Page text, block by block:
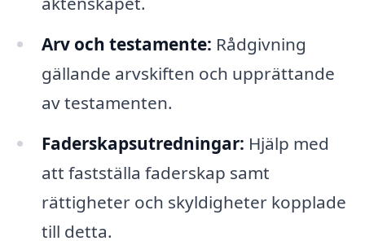
Arv och testamente: Rådgivning
gällande arvskiften och upprättande
av testamenten.
Faderskapsutredningar: Hjälp med
att fastställa faderskap samt
rättigheter och skyldigheter kopplade
till detta.